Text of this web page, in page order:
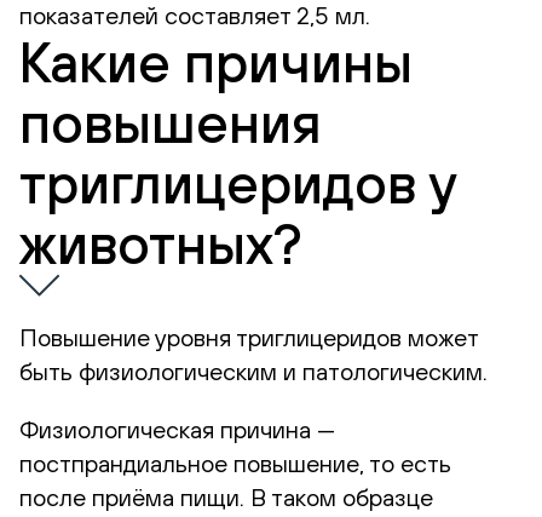
показателей составляет 2,5 мл.
Какие причины
повышения
триглицеридов у
животных?
Повышение уровня триглицеридов может
быть физиологическим и патологическим.
Физиологическая причина —
постпрандиальное повышение, то есть
после приёма пищи. В таком образце